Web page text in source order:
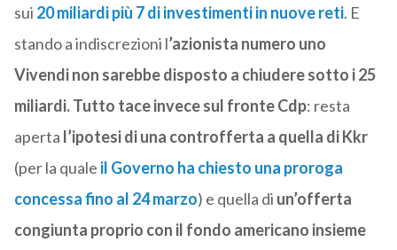
sui 20 miliardi più 7 di investimenti in nuove reti. E
stando a indiscrezioni l’azionista numero uno
Vivendi non sarebbe disposto a chiudere sotto i 25
miliardi.Tutto tace invece sul fronte Cdp: resta
aperta l’ipotesi di una controfferta a quella di Kkr
(per la quale il Governo ha chiesto una proroga
concessa fino al 24 marzo) e quella di un’offerta
congiunta proprio con il fondo americano insieme